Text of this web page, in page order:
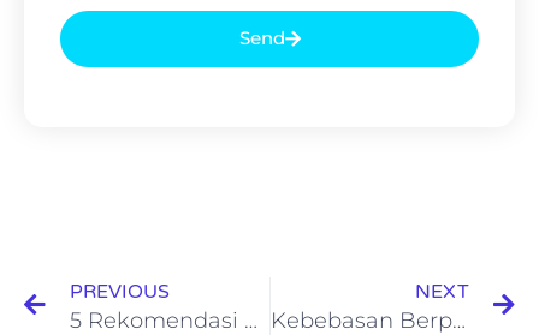
Send
PREVIOUS
5 Rekomendasi Film India untuk Menemani Libur Lebaran
NEXT
Kebebasan Berpetualang: Rental Mobil Bali dengan TRAC